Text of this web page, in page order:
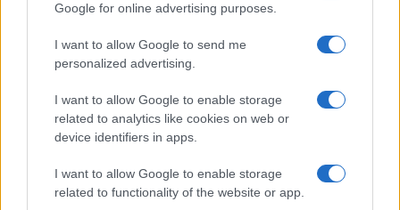
Google for online advertising purposes.
I want to allow Google to send me
personalized advertising.
I want to allow Google to enable storage
related to analytics like cookies on web or
device identifiers in apps.
I want to allow Google to enable storage
related to functionality of the website or app.
Continua a leggere